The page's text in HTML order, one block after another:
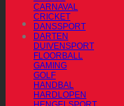
CARNAVAL
CRICKET
DANSSPORT
DARTEN
DUIVENSPORT
FLOORBALL
GAMING
GOLF
HANDBAL
HARDLOPEN